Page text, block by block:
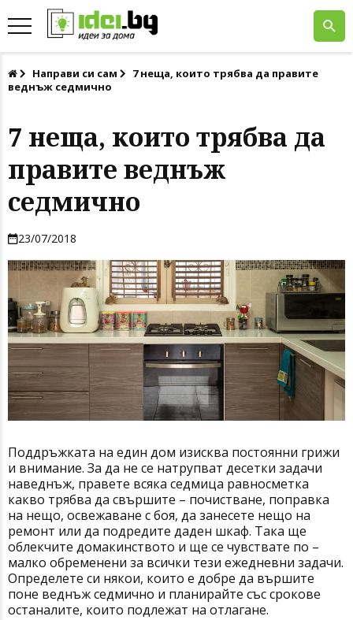
Направи си сам
7 неща, които трябва да правите
веднъж седмично
7 неща, които трябва да
правите веднъж
седмично
23/07/2018
Поддръжката на един дом изисква постоянни грижи
и внимание. За да не се натрупват десетки задачи
наведнъж, правете всяка седмица равносметка
какво трябва да свършите – почистване, поправка
на нещо, освежаване с боя, да занесете нещо на
ремонт или да подредите даден шкаф. Така ще
облекчите домакинството и ще се чувствате по –
малко обременени за всички тези ежедневни задачи.
Определете си някои, които е добре да вършите
поне веднъж седмично и планирайте със срокове
останалите, които подлежат на отлагане.